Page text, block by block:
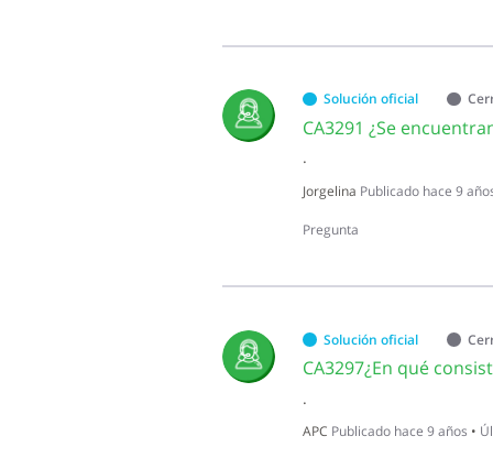
Solución oficial
.
Jorgelina Publicado hace 9
Pregunta
Solución oficial
.
APC Publicado hace 9 años •